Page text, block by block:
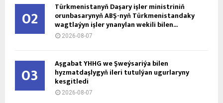
02 Türkmenistanyň Daşary işler ministriniň
orunbasarynyň ABŞ-nyň Türkmenistandaky
wagtlaýyn işler ynanylan wekili bilen...
2026-08-07
03 Aşgabat ÝHHG we Şweýsariýa bilen
hyzmatdaşlygyň ileri tutulýan ugurlaryny
kesgitledi
2026-08-07